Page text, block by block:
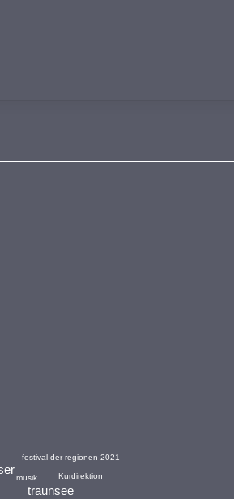
traunsee
Kurdirektion
festival der regionen 2021
musik